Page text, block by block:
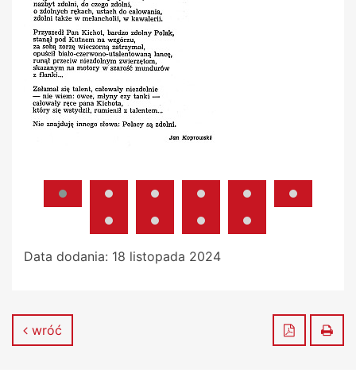
Data dodania: 18 listopada 2024
wróć Zapisz do